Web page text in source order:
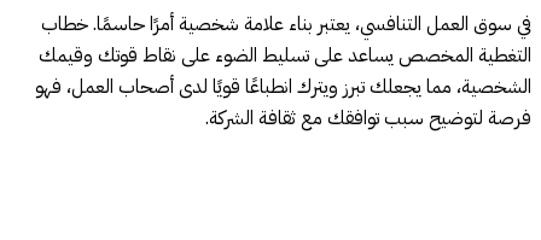
في سوق العمل التنافسي، يعتبر بناء علامة شخصية أمرًا حاسمًا. خطاب
التغطية المخصص يساعد على تسليط الضوء على نقاط قوتك وقيمك
الشخصية، مما يجعلك تبرز ويترك انطباعًا قويًا لدى أصحاب العمل، فهو
فرصة لتوضيح سبب توافقك مع ثقافة الشركة.